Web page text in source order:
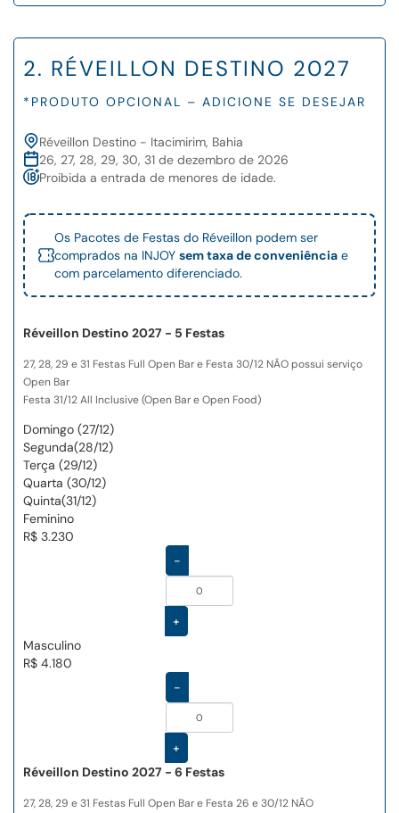
2. RÉVEILLON DESTINO 2027
*PRODUTO OPCIONAL – ADICIONE SE DESEJAR
Réveillon Destino - Itacimirim, Bahia
26, 27, 28, 29, 30, 31 de dezembro de 2026
Proibida a entrada de menores de idade.
Os Pacotes de Festas do Réveillon podem ser
comprados na INJOY sem taxa de conveniência e
com parcelamento diferenciado.
Réveillon Destino 2027 - 5 Festas
27, 28, 29 e 31 Festas Full Open Bar e Festa 30/12 NÃO possui serviço
Open Bar
Festa 31/12 All Inclusive (Open Bar e Open Food)
Domingo (27/12)
Segunda(28/12)
Terça (29/12)
Quarta (30/12)
Quinta(31/12)
Feminino
R$ 3.230
-
+
Masculino
R$ 4.180
-
+
Réveillon Destino 2027 - 6 Festas
27, 28, 29 e 31 Festas Full Open Bar e Festa 26 e 30/12 NÃO